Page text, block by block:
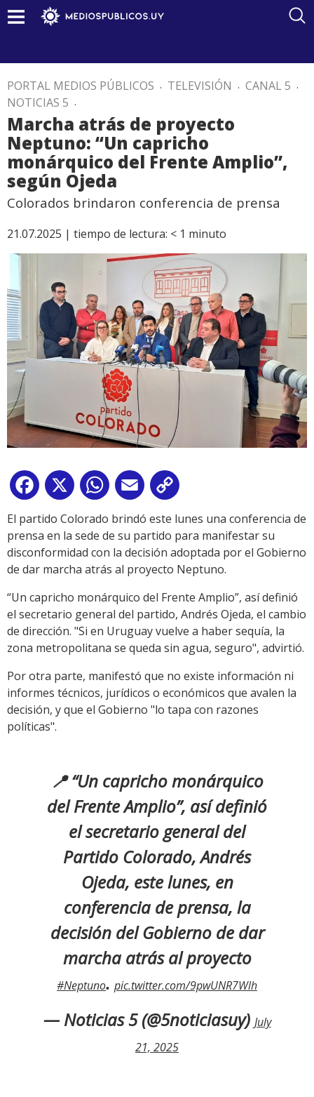
PORTAL MEDIOS PÚBLICOS . TELEVISIÓN . CANAL 5 .
NOTICIAS 5 .
Marcha atrás de proyecto
Neptuno: “Un capricho
monárquico del Frente Amplio”,
según Ojeda
Colorados brindaron conferencia de prensa
21.07.2025 | tiempo de lectura: < 1 minuto
Facebook
X WhatsApp
Email
Link
El partido Colorado brindó este lunes una conferencia de
prensa en la sede de su partido para manifestar su
disconformidad con la decisión adoptada por el Gobierno
de dar marcha atrás al proyecto Neptuno.
“Un capricho monárquico del Frente Amplio”, así definió
el secretario general del partido, Andrés Ojeda, el cambio
de dirección. "Si en Uruguay vuelve a haber sequía, la
zona metropolitana se queda sin agua, seguro", advirtió.
Por otra parte, manifestó que no existe información ni
informes técnicos, jurídicos o económicos que avalen la
decisión, y que el Gobierno "lo tapa con razones
políticas".
📍 “Un capricho monárquico
del Frente Amplio”, así definió
el secretario general del
Partido Colorado, Andrés
Ojeda, este lunes, en
conferencia de prensa, la
decisión del Gobierno de dar
marcha atrás al proyecto
#Neptuno. pic.twitter.com/9pwUNR7Wlh
— Noticias 5 (@5noticiasuy) July
21, 2025